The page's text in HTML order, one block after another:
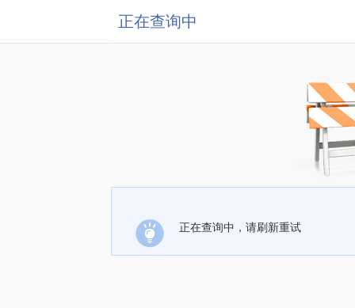
正在查询中
正在查询中，请刷新重试